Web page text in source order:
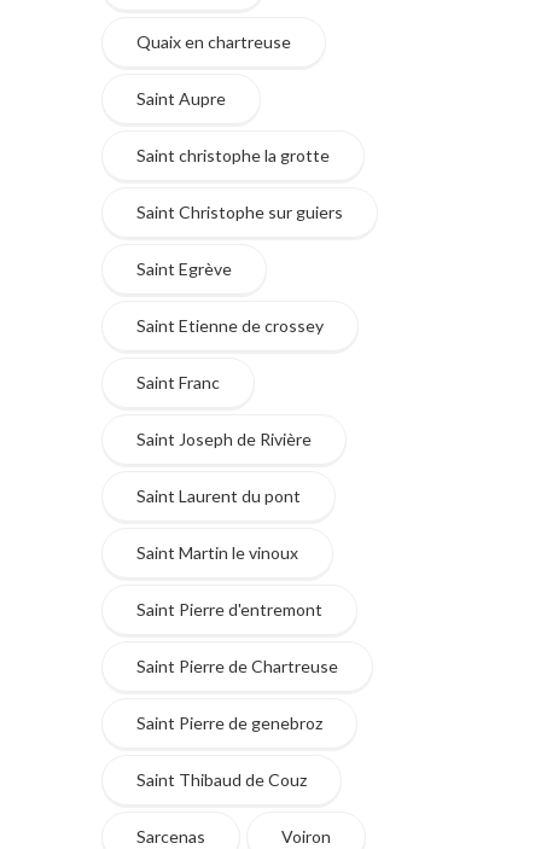
Quaix en chartreuse
Saint Aupre
Saint christophe la grotte
Saint Christophe sur guiers
Saint Egrève
Saint Etienne de crossey
Saint Franc
Saint Joseph de Rivière
Saint Laurent du pont
Saint Martin le vinoux
Saint Pierre d'entremont
Saint Pierre de Chartreuse
Saint Pierre de genebroz
Saint Thibaud de Couz
Sarcenas Voiron